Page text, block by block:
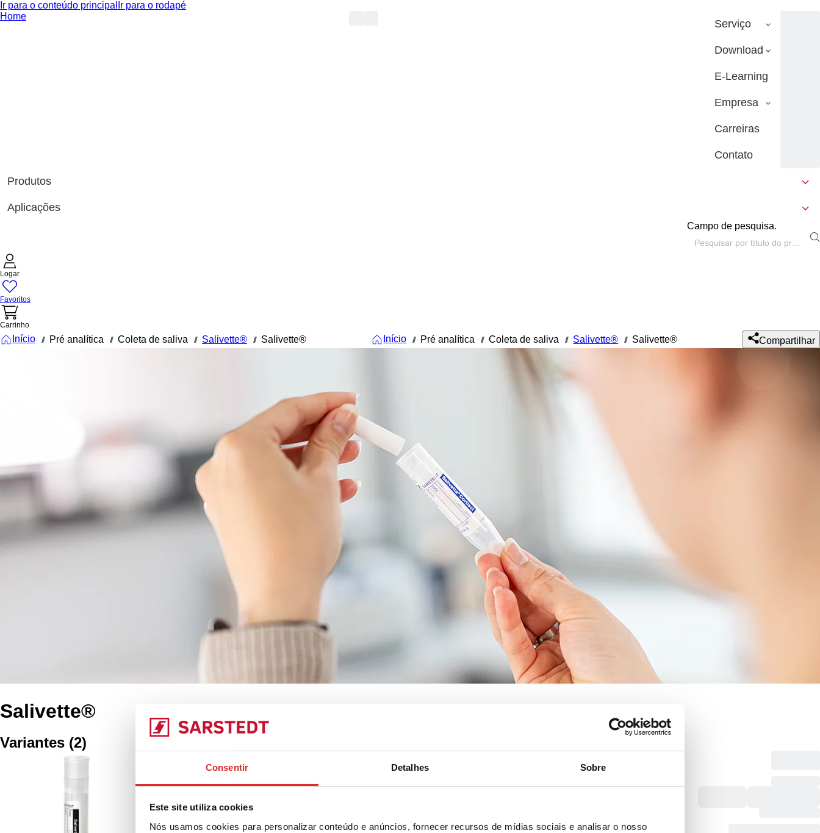
Consentir Detalhes Sobre
Este site utiliza cookies
Nós usamos cookies para personalizar conteúdo e anúncios, fornecer recursos de mídias sociais e analisar o nosso
Ir para o conteúdo principal Ir para o rodapé
Home
Serviço
Download
E-Learning
Empresa
Carreiras
Contato
Produtos
Aplicações
Campo de pesquisa.
Logar
Favoritos
Carrinho
Início /// Pré analítica /// Coleta de saliva /// Salivette® /// Salivette® Início /// Pré analítica /// Coleta de saliva /// Salivette® /// Salivette® Compartilhar
Salivette®
Variantes (2)
Salivette®, com rolo de algodão, tampa: branca,
com etiqueta de papel
51.1534|Salivette®, com rolo de algodão, tampa: branca, com
etiqueta de papel, rótulo/impressão: branca/preta, para Exames